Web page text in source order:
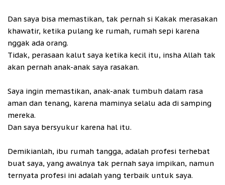
Dan saya bisa memastikan, tak pernah si Kakak merasakan
khawatir, ketika pulang ke rumah, rumah sepi karena
nggak ada orang.
Tidak, perasaan kalut saya ketika kecil itu, insha Allah tak
akan pernah anak-anak saya rasakan.
Saya ingin memastikan, anak-anak tumbuh dalam rasa
aman dan tenang, karena maminya selalu ada di samping
mereka.
Dan saya bersyukur karena hal itu.
Demikianlah, ibu rumah tangga, adalah profesi terhebat
buat saya, yang awalnya tak pernah saya impikan, namun
ternyata profesi ini adalah yang terbaik untuk saya.